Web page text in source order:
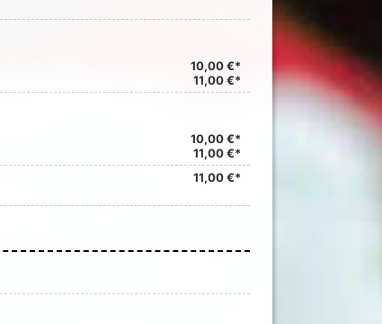
10,00 €*
11,00 €*
10,00 €*
11,00 €*
11,00 €*